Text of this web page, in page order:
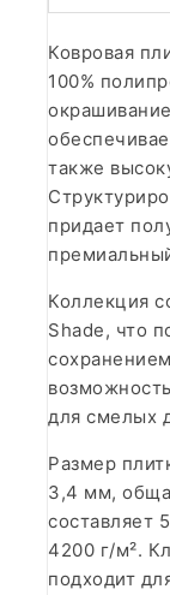
Ковровая
100%
также
придает
Коллекция
Shade, что
для смелых
Размер
3,4 мм,
составляет
4200 г/м².
подходит